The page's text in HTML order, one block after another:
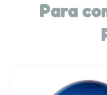
Para